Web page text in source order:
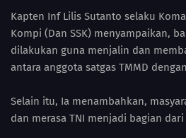
Kapten Inf Lilis Sutanto selaku
Kompi (Dan SSK) menyampaikan,
dilakukan guna menjalin dan
antara anggota satgas TMMD
Selain itu, Ia menambahkan,
dan merasa TNI menjadi bagian